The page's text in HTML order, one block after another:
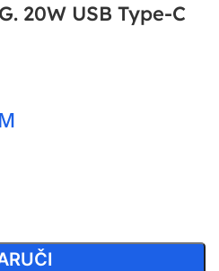
20W USB Type-C